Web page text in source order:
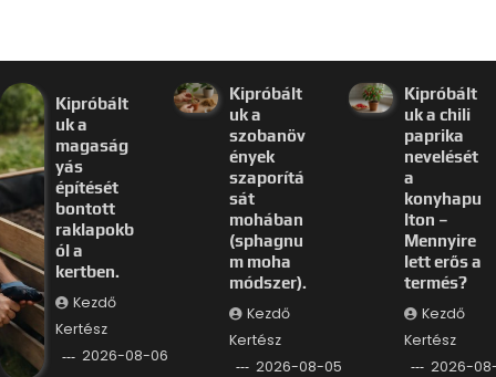
Kipróbált
uk a
magaság
yás
építését
bontott
raklapokb
ól a
kertben.
Kezdő
Kertész
2026-08-06
Kipróbált
uk a
szobanöv
ények
szaporítá
sát
mohában
(sphagnu
m moha
módszer).
Kezdő
Kertész
2026-08-05
Kipróbált
uk a chili
paprika
nevelését
a
konyhapu
lton –
Mennyire
lett erős a
termés?
Kezdő
Kertész
2026-